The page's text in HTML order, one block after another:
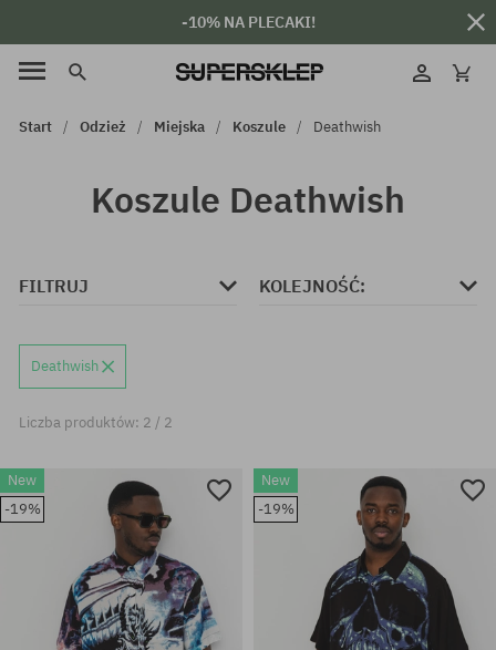
-10% NA PLECAKI!
Start Odzież Miejska Koszule Deathwish
Koszule Deathwish
FILTRUJ KOLEJNOŚĆ:
Deathwish
Liczba produktów: 2 / 2
New
-19%
New
-19%